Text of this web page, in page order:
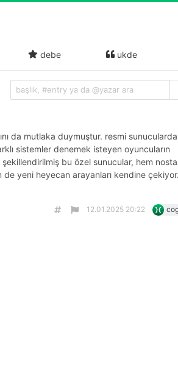
debe ukde
da mutlaka duymuştur. resmi
sistemler denemek isteyen oyuncuların
bu özel sunucular, hem
yeni heyecan arayanları kendine çekiyor.
12.01.2025 20:22